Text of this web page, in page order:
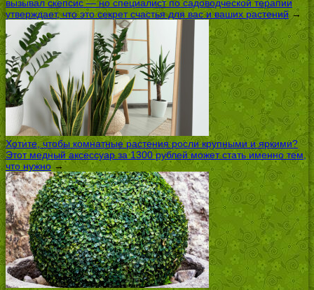
вызывал скепсис — но специалист по садоводческой терапии
утверждает, что это секрет счастья для вас и ваших растений→
Хотите, чтобы комнатные растения росли крупными и яркими?
Этот медный аксессуар за 1300 рублей может стать именно тем,
что нужно →